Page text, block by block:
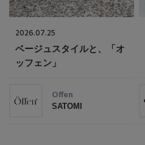
2026.07.25
ベージュスタイルと、「オ
ッフェン」
Offen
SATOMI